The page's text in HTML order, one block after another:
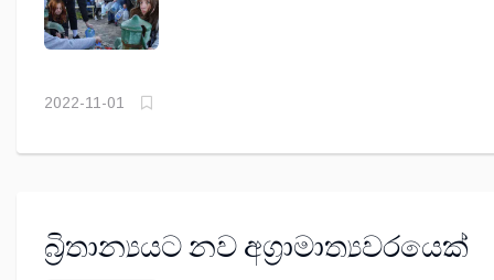
2022-11-01
බ්‍රිතාන්‍යයට නව අග්‍රාමාත්‍යවරයෙක්